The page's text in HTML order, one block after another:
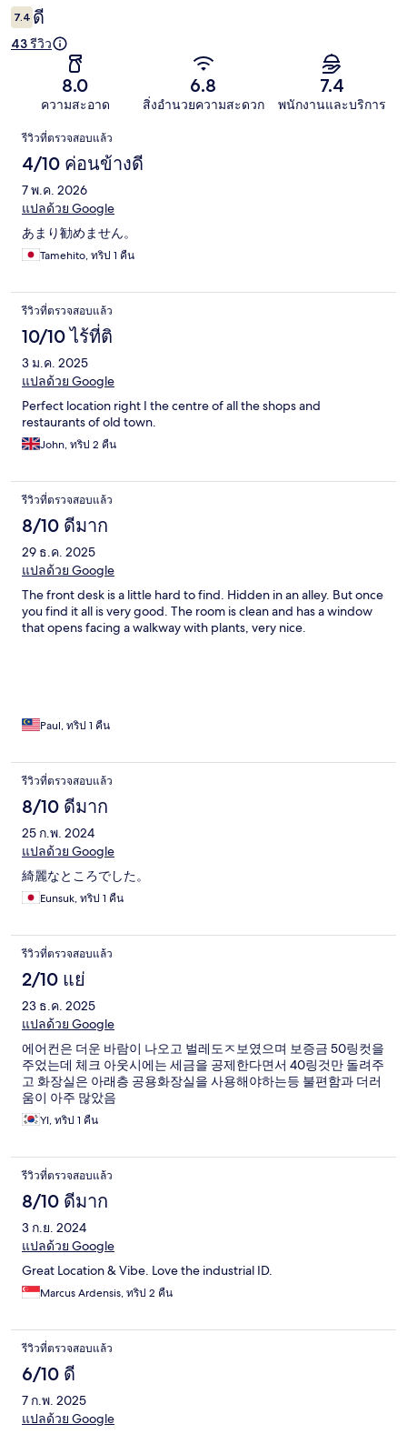
7.4 ดี
43 รีวิว
8.0
ความสะอาด
6.8
สิ่งอำนวยความสะดวก
7.4
พนักงานและบริการ
รีวิว
รีวิวที่ตรวจสอบแล้ว
4/10 ค่อนข้างดี
7 พ.ค. 2026
แปลด้วย Google
あまり勧めません。
Tamehito, ทริป 1 คืน
รีวิวที่ตรวจสอบแล้ว
10/10 ไร้ที่ติ
3 ม.ค. 2025
แปลด้วย Google
Perfect location right I the centre of all the shops and
restaurants of old town.
John, ทริป 2 คืน
รีวิวที่ตรวจสอบแล้ว
8/10 ดีมาก
29 ธ.ค. 2025
แปลด้วย Google
The front desk is a little hard to find. Hidden in an alley. But once
you find it all is very good. The room is clean and has a window
that opens facing a walkway with plants, very nice.
Paul, ทริป 1 คืน
รีวิวที่ตรวจสอบแล้ว
8/10 ดีมาก
25 ก.พ. 2024
แปลด้วย Google
綺麗なところでした。
Eunsuk, ทริป 1 คืน
รีวิวที่ตรวจสอบแล้ว
2/10 แย่
23 ธ.ค. 2025
แปลด้วย Google
에어컨은 더운 바람이 나오고 벌레도ㅈ보였으며 보증금 50링컷을
주었는데 체크 아웃시에는 세금을 공제한다면서 40링것만 돌려주
고 화장실은 아래층 공용화장실을 사용해야하는등 불편함과 더러
움이 아주 많았음
YI, ทริป 1 คืน
รีวิวที่ตรวจสอบแล้ว
8/10 ดีมาก
3 ก.ย. 2024
แปลด้วย Google
Great Location & Vibe. Love the industrial ID.
Marcus Ardensis, ทริป 2 คืน
รีวิวที่ตรวจสอบแล้ว
6/10 ดี
7 ก.พ. 2025
แปลด้วย Google